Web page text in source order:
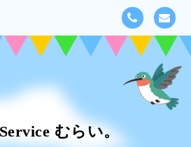
むらい。